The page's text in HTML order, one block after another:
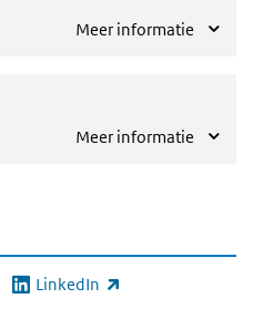
Meer informatie
Meer informatie
LinkedIn
(externe link)